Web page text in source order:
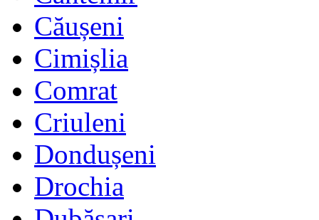
Căușeni
Cimișlia
Comrat
Criuleni
Dondușeni
Drochia